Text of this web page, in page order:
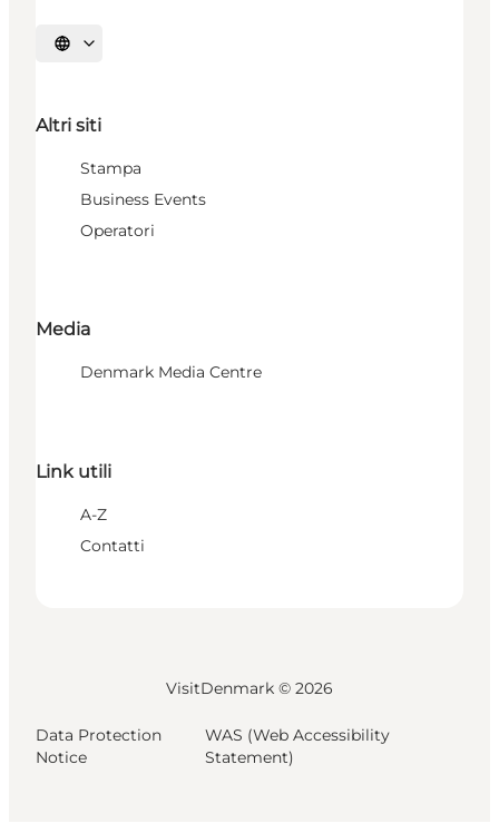
Seleziona la lingua
Altri siti
Stampa
Business Events
Operatori
Media
Denmark Media Centre
Link utili
A-Z
Contatti
VisitDenmark © 2026
Data Protection
Notice
WAS (Web Accessibility
Statement)